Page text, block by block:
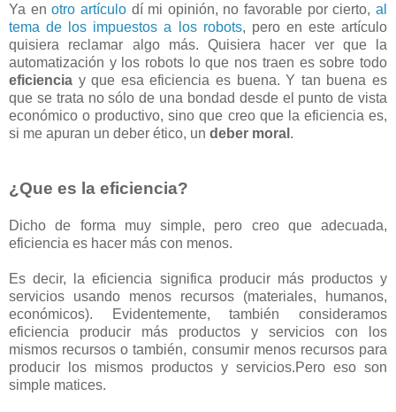
Ya enotro artículodí mi opinión, no favorable por cierto,al
tema de los impuestos a los robots, pero en este artículo
quisiera reclamar algo más. Quisiera hacer ver que la
automatización y los robots lo que nos traen es sobre todo
eficiencia y que esa eficiencia es buena. Y tan buena es
que se trata no sólo de una bondad desde el punto de vista
económico o productivo, sino que creo que la eficiencia es,
si me apuran un deber ético, un deber moral .
¿Que es la eficiencia?
Dicho de forma muy simple, pero creo que adecuada,
eficiencia es hacer más con menos.
Es decir, la eficiencia significa producir más productos y
servicios usando menos recursos (materiales, humanos,
económicos). Evidentemente, también consideramos
eficiencia producir más productos y servicios con los
mismos recursos o también, consumir menos recursos para
producir los mismos productos y servicios.Pero eso son
simple matices.